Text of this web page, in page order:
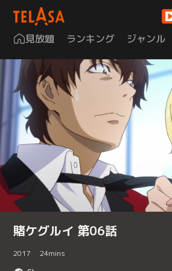
見放題 ランキング ジャンル
賭ケグルイ 第06話
2017 24mins